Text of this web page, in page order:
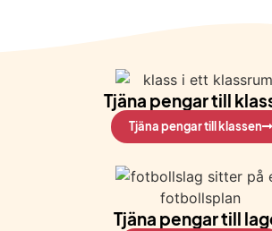
Tjäna pengar till
Tjäna pengar till klassen
Tjäna pengar till